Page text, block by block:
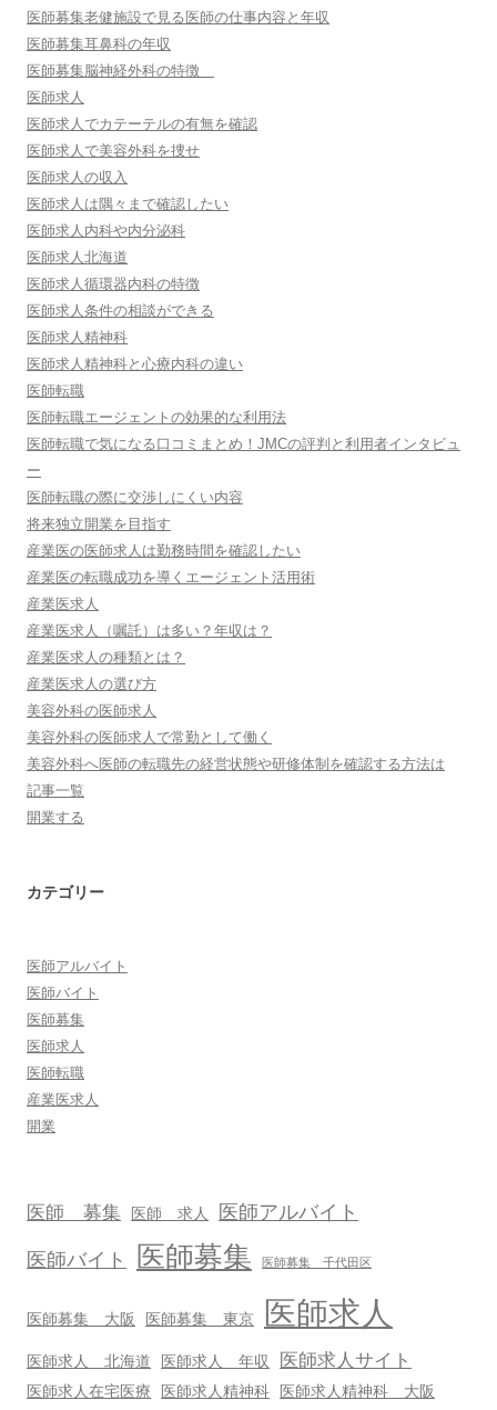
医師募集老健施設で見る医師の仕事内容と年収
医師募集耳鼻科の年収
医師募集脳神経外科の特徴
医師求人
医師求人でカテーテルの有無を確認
医師求人で美容外科を捜せ
医師求人の収入
医師求人は隅々まで確認したい
医師求人内科や内分泌科
医師求人北海道
医師求人循環器内科の特徴
医師求人条件の相談ができる
医師求人精神科
医師求人精神科と心療内科の違い
医師転職
医師転職エージェントの効果的な利用法
医師転職で気になる口コミまとめ！JMCの評判と利用者インタビュ
ー
医師転職の際に交渉しにくい内容
将来独立開業を目指す
産業医の医師求人は勤務時間を確認したい
産業医の転職成功を導くエージェント活用術
産業医求人
産業医求人（嘱託）は多い？年収は？
産業医求人の種類とは？
産業医求人の選び方
美容外科の医師求人
美容外科の医師求人で常勤として働く
美容外科へ医師の転職先の経営状態や研修体制を確認する方法は
記事一覧
開業する
カテゴリー
医師アルバイト
医師バイト
医師募集
医師求人
医師転職
産業医求人
開業
医師 募集 医師 求人 医師アルバイト
医師バイト 医師募集 医師募集 千代田区
医師募集 大阪 医師募集 東京 医師求人
医師求人 北海道 医師求人 年収 医師求人サイト
医師求人在宅医療 医師求人精神科 医師求人精神科 大阪